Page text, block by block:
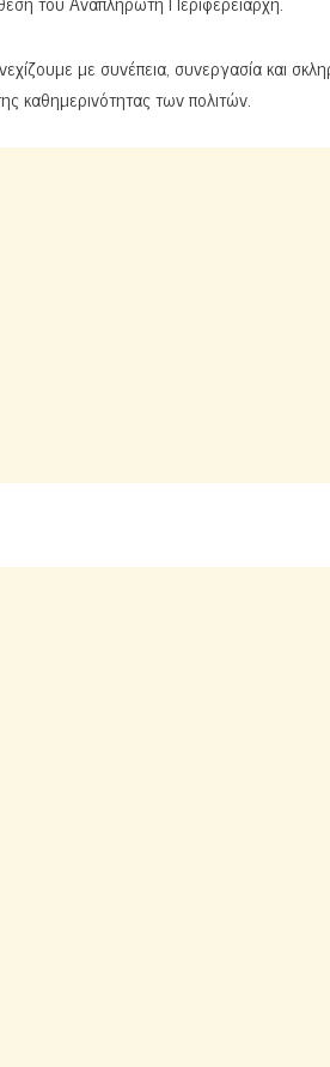
με συνέπεια, συνεργασία και
καθημερινότητας των πολιτών.